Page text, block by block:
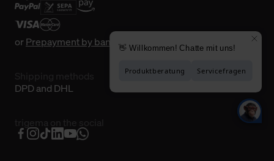
orPrepayment by bank transfer
DPD and DHL